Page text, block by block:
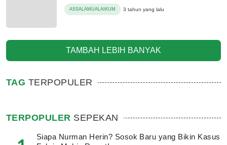
ASSALAMUALAIKUM 3 tahun yang lalu
TAMBAH LEBIH BANYAK
TAG TERPOPULER
TERPOPULER SEPEKAN
Siapa Nurman Herin? Sosok Baru yang Bikin Kasus